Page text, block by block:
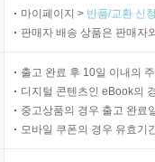
마이페이지 > 반품/교환 신
판매자 배송 상품은 판매자
출고 완료 후 10일 이내의
디지털 콘텐츠인 eBook의
중고상품의 경우 출고 완료
모바일 쿠폰의 경우 유효기